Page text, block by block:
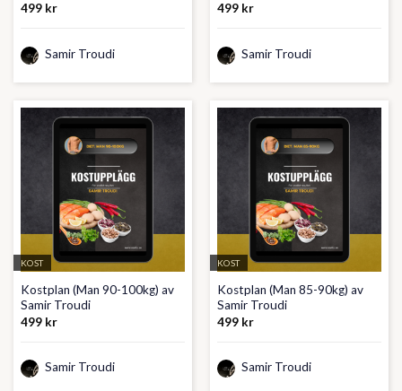
499 kr
Samir Troudi
499 kr
Samir Troudi
KOST
Kostplan (Man 90-100kg) av
Samir Troudi
499 kr
Samir Troudi
KOST
Kostplan (Man 85-90kg) av
Samir Troudi
499 kr
Samir Troudi